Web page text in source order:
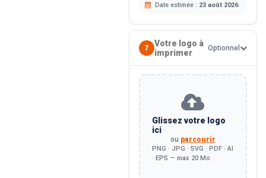
Date estimée : 23 août 2026
7
Votre logo à
imprimer
Optionnel
Glissez votre logo
ici
ou parcourir
PNG · JPG · SVG · PDF · AI
· EPS — max 20 Mo